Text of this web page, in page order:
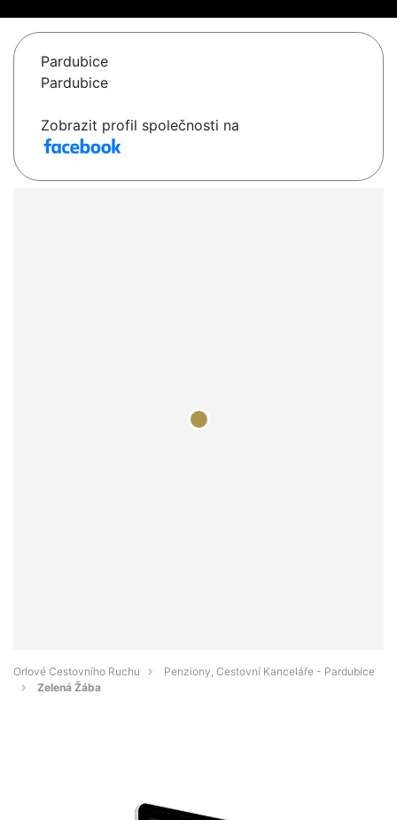
Pardubice
Pardubice
Zobrazit profil společnosti na
Orlové Cestovního Ruchu
Penziony, Cestovní Kanceláře - Pardubice
Zelená Žába